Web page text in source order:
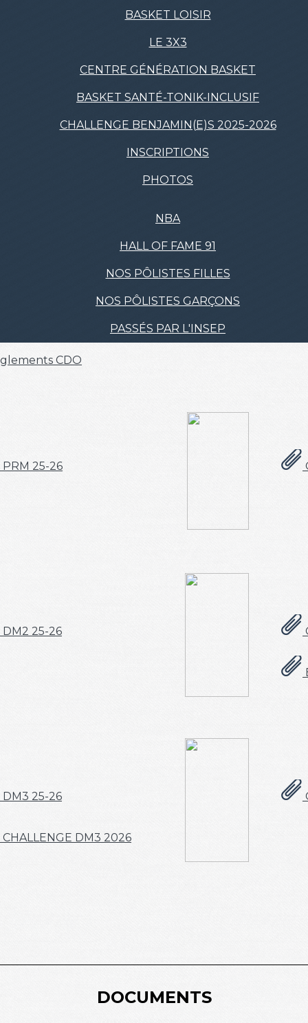
BASKET LOISIR
LE 3X3
CENTRE GÉNÉRATION BASKET
BASKET SANTÉ-TONIK-INCLUSIF
CHALLENGE BENJAMIN(E)S 2025-2026
INSCRIPTIONS
PHOTOS
NBA
HALL OF FAME 91
NOS PÔLISTES FILLES
NOS PÔLISTES GARÇONS
PASSÉS PAR L'INSEP
CDO
25-26
25-26
25-26
DM3 2026
DOCUMENTS